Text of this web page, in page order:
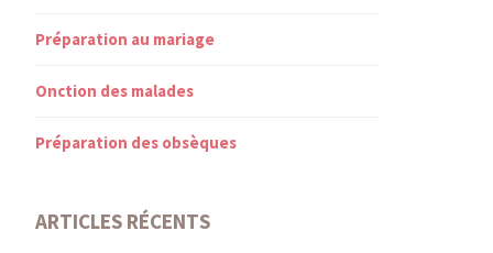
Préparation au mariage
Onction des malades
Préparation des obsèques
ARTICLES RÉCENTS